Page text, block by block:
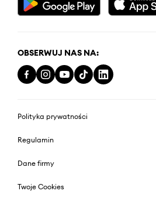
OBSERWUJ NAS NA:
Polityka prywatności
Regulamin
Dane firmy
Twoje Cookies